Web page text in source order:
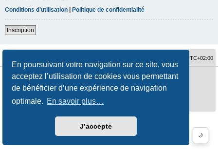
En poursuivant votre navigation sur ce site, vous
acceptez l’utilisation de cookies vous permettant
de bénéficier d’une expérience de navigation
optimale. En savoir plus…
J’accepte
🌙
Conditions d’utilisation | Politique de confidentialité
Inscription
UTC+02:00
Développé parphpBB ® Forum Software © phpBB Limited
Traduction française officielle
Qiaeru
jeremiemeunier
Fred Rimbert
Confidentialité